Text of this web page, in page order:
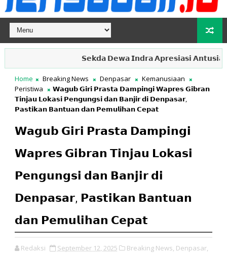
𝗦𝗲𝗸𝗱𝗮 𝗗𝗲𝘄𝗮 𝗜𝗻𝗱𝗿𝗮 𝗔𝗽𝗿𝗲𝘀𝗶𝗮𝘀𝗶 𝗔𝗻𝘁𝘂𝘀𝗶𝗮𝘀𝗺𝗲
Home Breaking News Denpasar
Kemanusiaan
Peristiwa
𝗪𝗮𝗴𝘂𝗯 𝗚𝗶𝗿𝗶 𝗣𝗿𝗮𝘀𝘁𝗮 𝗗𝗮𝗺𝗽𝗶𝗻𝗴𝗶 𝗪𝗮𝗽𝗿𝗲𝘀 𝗚𝗶𝗯𝗿𝗮𝗻
𝗧𝗶𝗻𝗷𝗮𝘂 𝗟𝗼𝗸𝗮𝘀𝗶 𝗣𝗲𝗻𝗴𝘂𝗻𝗴𝘀𝗶 𝗱𝗮𝗻 𝗕𝗮𝗻𝗷𝗶𝗿 𝗱𝗶 𝗗𝗲𝗻𝗽𝗮𝘀𝗮𝗿,
𝗣𝗮𝘀𝘁𝗶𝗸𝗮𝗻 𝗕𝗮𝗻𝘁𝘂𝗮𝗻 𝗱𝗮𝗻 𝗣𝗲𝗺𝘂𝗹𝗶𝗵𝗮𝗻 𝗖𝗲𝗽𝗮𝘁
𝗪𝗮𝗴𝘂𝗯 𝗚𝗶𝗿𝗶 𝗣𝗿𝗮𝘀𝘁𝗮 𝗗𝗮𝗺𝗽𝗶𝗻𝗴𝗶
𝗪𝗮𝗽𝗿𝗲𝘀 𝗚𝗶𝗯𝗿𝗮𝗻 𝗧𝗶𝗻𝗷𝗮𝘂 𝗟𝗼𝗸𝗮𝘀𝗶
𝗣𝗲𝗻𝗴𝘂𝗻𝗴𝘀𝗶 𝗱𝗮𝗻 𝗕𝗮𝗻𝗷𝗶𝗿 𝗱𝗶
𝗗𝗲𝗻𝗽𝗮𝘀𝗮𝗿, 𝗣𝗮𝘀𝘁𝗶𝗸𝗮𝗻 𝗕𝗮𝗻𝘁𝘂𝗮𝗻
𝗱𝗮𝗻 𝗣𝗲𝗺𝘂𝗹𝗶𝗵𝗮𝗻 𝗖𝗲𝗽𝗮𝘁
Redaksi September 12, 2025 Breaking News, Denpasar,